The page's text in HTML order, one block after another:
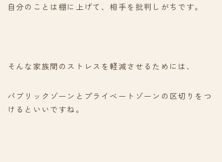
自分のことは棚に上げて、相手を批判しがちです。
そんな家族間のストレスを軽減させるためには、
パブリックゾーンとプライベートゾーンの区切りをつ
けるといいですね。